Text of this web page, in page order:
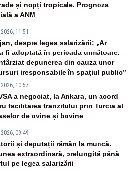
și nopți tropicale. Prognoza
a ANM
11:51
despre legea salarizării: „Ar
fi adoptată în perioada următoare.
depunerea din cauza unor
iresponsabile în spaţiul public”
10:57
a negociat, la Ankara, un acord
facilitarea tranzitului prin Turcia al
de ovine și bovine
09:49
și deputații rămân la muncă.
extraordinară, prelungită până
pe legea salarizării